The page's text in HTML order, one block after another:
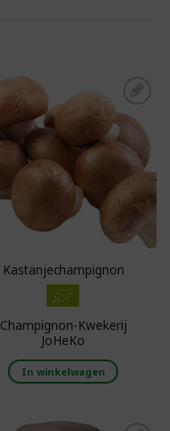
Toevoegen aan
boodschappenlijst
Kastanjechampignon
Champignon-Kwekerij
JoHeKo
In winkelwagen